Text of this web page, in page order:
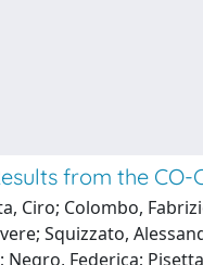
from the CO-
Ciro; Colombo,
Squizzato,
Federica;